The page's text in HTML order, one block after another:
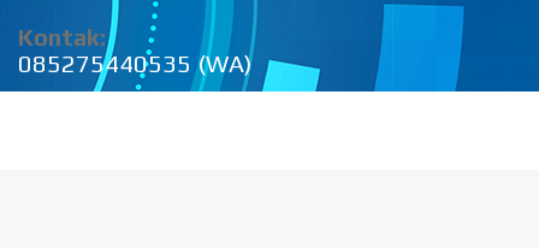
Kontak:
085275440535 (WA)